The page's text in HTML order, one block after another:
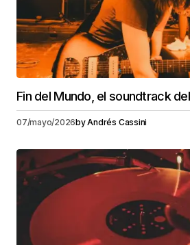
Fin del Mundo, el soundtrack
07/mayo/2026byAndrés Cassini